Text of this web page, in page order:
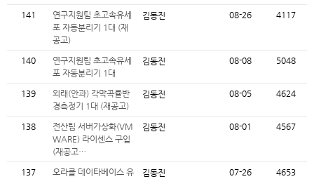
141
연구지원팀 초고속유세
포 자동분리기 1대 (재
공고)
김동진 08-26 4117
140
연구지원팀 초고속유세
포 자동분리기 1대
김동진 08-08 5048
139
외래(안과) 각막곡률반
경측정기 1대 (재공고)
김동진 08-05 4624
138
전산팀 서버가상화(VM
WARE) 라이센스 구입
(재공고…
김동진 08-01 4567
137
오라클 데이타베이스 유
김동진 07-26 4653